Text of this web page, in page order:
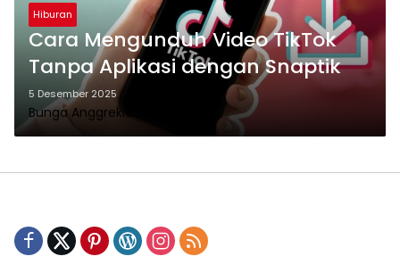
Hiburan
Cara Mengunduh Video TikTok
Tanpa Aplikasi dengan Snaptik
5 Desember 2025
Bunga Anggrekia